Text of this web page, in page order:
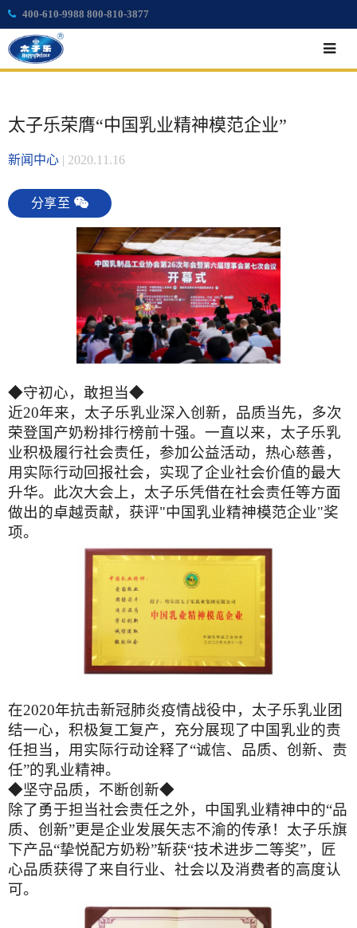
400-610-9988 800-810-3877
太子乐荣膺“中国乳业精神模范企业”
新闻中心 | 2020.11.16
分享至
◆守初心，敢担当◆
近20年来，太子乐乳业深入创新，品质当先，多次
荣登国产奶粉排行榜前十强。一直以来，太子乐乳
业积极履行社会责任，参加公益活动，热心慈善，
用实际行动回报社会，实现了企业社会价值的最大
升华。此次大会上，太子乐凭借在社会责任等方面
做出的卓越贡献，获评"中国乳业精神模范企业"奖
项。
在2020年抗击新冠肺炎疫情战役中，太子乐乳业团
结一心，积极复工复产，充分展现了中国乳业的责
任担当，用实际行动诠释了“诚信、品质、创新、责
任”的乳业精神。
◆坚守品质，不断创新◆
除了勇于担当社会责任之外，中国乳业精神中的“品
质、创新”更是企业发展矢志不渝的传承！太子乐旗
下产品“挚悦配方奶粉”斩获“技术进步二等奖”，匠
心品质获得了来自行业、社会以及消费者的高度认
可。